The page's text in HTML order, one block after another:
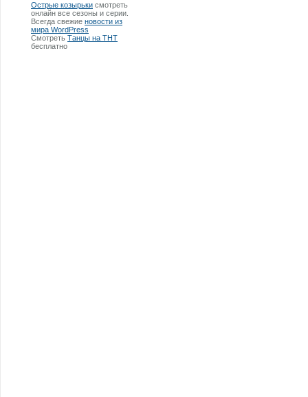
Острые козырьки смотреть
онлайн все сезоны и серии.
Всегда свежие новости из
мира WordPress
Смотреть Танцы на ТНТ
бесплатно